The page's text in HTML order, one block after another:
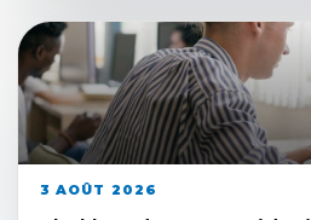
3 AOÛT 2026